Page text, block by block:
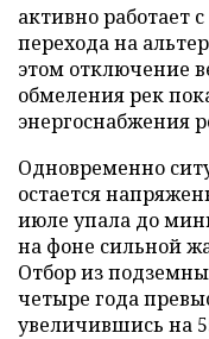
активно работает
перехода на
этом отключение
обмеления рек
энергоснабжения
Одновременно
остается
июле упала до
на фоне сильной
Отбор из
четыре года
увеличившись на